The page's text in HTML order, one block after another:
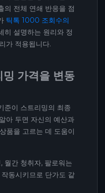
의 전체 연쇄 반응을 점
틱톡 1000 조회수의
히 설명하는 원리와 정
가 적용됩니다.
가격을 변동
준이 스트리밍의 최종
아 두면 자신의 예산과
품을 고르는 데 도움이
월간 청취자, 팔로워는
동시키므로 단가도 같